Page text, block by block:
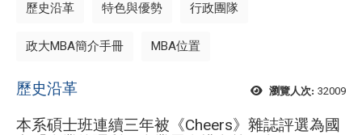
歷史沿革 特色與優勢 行政團隊
政大MBA簡介手冊 MBA位置
瀏覽人次: 32009
歷史沿革
本系碩士班連續三年被《Cheers》雜誌評選為國